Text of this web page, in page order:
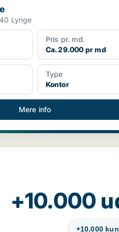
Lynge
Pris pr. md.
Ca. 29.000 pr md
Type
Kontor
Mere info
+10.000
+10.000